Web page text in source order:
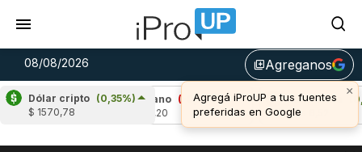
08/08/2026 library_addAgreganos
Dólar cripto (0,35%)
$ 1570,78
Cardano
(-0,57%)
Avalanche (0,92%)
u$s 6,52